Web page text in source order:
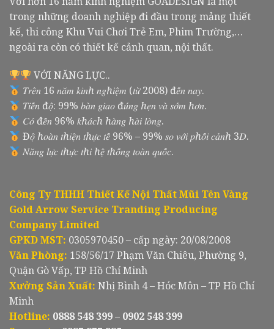
trong những doanh nghiệp đi đầu trong mảng thiết
kế, thi công Khu Vui Chơi Trẻ Em, Phim Trường,…
ngoài ra còn có thiết kế cảnh quan, nội thất.
VỚI NĂNG LỰC..
𝑇𝑟𝑒̂𝑛 16 𝑛𝑎̆𝑚 𝑘𝑖𝑛ℎ 𝑛𝑔ℎ𝑖𝑒̣̂𝑚 (𝑡𝑢̛̀ 2008) đ𝑒̂́𝑛 𝑛𝑎𝑦.
𝑇𝑖𝑒̂́𝑛 đ𝑜̣̂: 99% 𝑏𝑎̀𝑛 𝑔𝑖𝑎𝑜 đ𝑢́𝑛𝑔 ℎ𝑒̣𝑛 𝑣𝑎̀ 𝑠𝑜̛́𝑚 ℎ𝑜̛𝑛.
𝐶𝑜́ đ𝑒̂́𝑛 96% 𝑘ℎ𝑎́𝑐ℎ ℎ𝑎̀𝑛𝑔 ℎ𝑎̀𝑖 𝑙𝑜̀𝑛𝑔.
Đ𝑜̣̂ ℎ𝑜𝑎̀𝑛 𝑡ℎ𝑖𝑒̣̂𝑛 𝑡ℎ𝑢̛̣𝑐 𝑡𝑒̂́ 96% – 99% 𝑠𝑜 𝑣𝑜̛́𝑖 𝑝ℎ𝑜̂́𝑖 𝑐𝑎̉𝑛ℎ 3𝐷.
𝑁𝑎̆𝑛𝑔 𝑙𝑢̛̣𝑐 𝑡ℎ𝑢̛̣𝑐 𝑡ℎ𝑖 ℎ𝑒̣̂ 𝑡ℎ𝑜̂́𝑛𝑔 𝑡𝑜𝑎̀𝑛 𝑞𝑢𝑜̂́𝑐.
Công Ty THHH Thiết Kế Nội Thất Mũi Tên Vàng
Gold Arrow Service Tranding Producing
Company Limited
GPKD MST: 0305970450 – cấp ngày: 20/08/2008
Văn Phòng: 158/56/17 Phạm Văn Chiêu, Phường 9,
Quận Gò Vấp, TP Hồ Chí Minh
Xưởng Sản Xuất: Nhị Bình 4 – Hóc Môn – TP Hồ Chí
Minh
Hotline: 0888 548 399 – 0902 548 399